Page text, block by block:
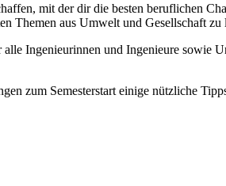
mit der dir die besten beruflichen
Themen aus Umwelt und Gesellschaft zu
Ingenieurinnen und Ingenieure sowie
zum Semesterstart einige nützliche